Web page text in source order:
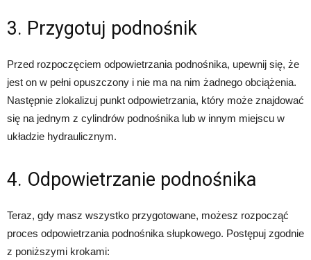
3. Przygotuj podnośnik
Przed rozpoczęciem odpowietrzania podnośnika, upewnij się, że
jest on w pełni opuszczony i nie ma na nim żadnego obciążenia.
Następnie zlokalizuj punkt odpowietrzania, który może znajdować
się na jednym z cylindrów podnośnika lub w innym miejscu w
układzie hydraulicznym.
4. Odpowietrzanie podnośnika
Teraz, gdy masz wszystko przygotowane, możesz rozpocząć
proces odpowietrzania podnośnika słupkowego. Postępuj zgodnie
z poniższymi krokami: